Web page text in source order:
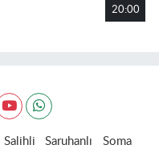
20:00
Salihli Saruhanlı
Soma